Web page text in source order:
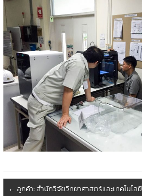
← ลูกค้า: สำนักวิจัยวิทยาศาสตร์และเทคโนโลยี